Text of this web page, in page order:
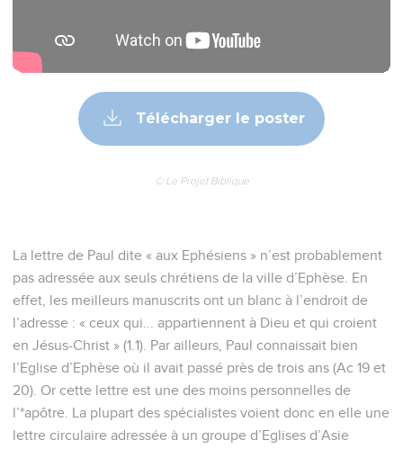
Télécharger le poster
© Le Projet Biblique
La lettre de Paul dite « aux Ephésiens » n’est probablement
pas adressée aux seuls chrétiens de la ville d’Ephèse. En
effet, les meilleurs manuscrits ont un blanc à l’endroit de
l’adresse : « ceux qui... appartiennent à Dieu et qui croient
en Jésus-Christ » (1.1). Par ailleurs, Paul connaissait bien
l’Eglise d’Ephèse où il avait passé près de trois ans (Ac 19 et
20). Or cette lettre est une des moins personnelles de
l’*apôtre. La plupart des spécialistes voient donc en elle une
lettre circulaire adressée à un groupe d’Eglises d’Asie